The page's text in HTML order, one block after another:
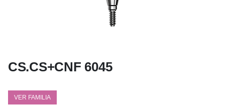
CS.CS+CNF 6045
VER FAMILIA